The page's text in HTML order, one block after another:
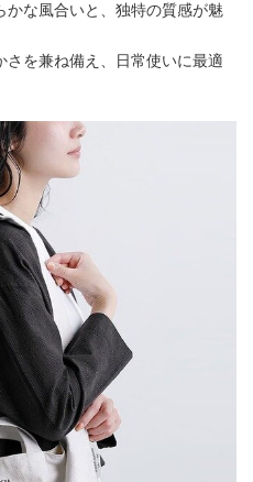
な風合いと、独特の質感が魅
さを兼ね備え、日常使いに最適